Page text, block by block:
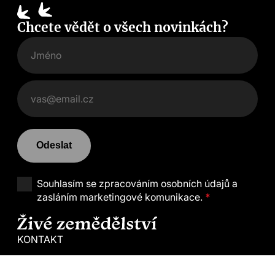
KONTAKT
symposium@zivezemedelstvi.cz
Chcete vědět o všech novinkách?
Odeslat
Souhlasím se zpracováním osobních údajů a
zasláním marketingové komunikace. *